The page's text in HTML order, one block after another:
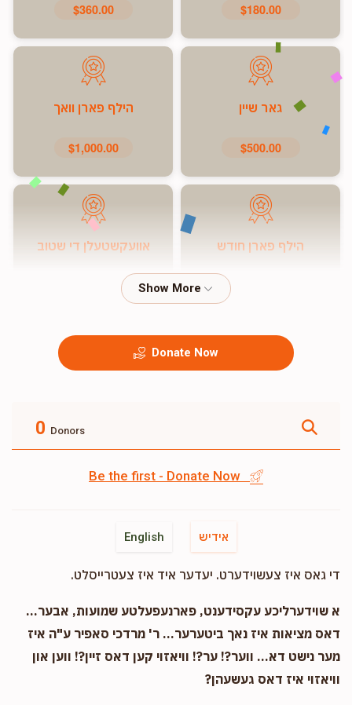
$180.00
$360.00
גאר שיין
$500.00
הילף פארן וואך
$1,000.00
הילף פארן חודש אוועקשטעלן די שטוב
Donate Now
0 Donors
Be the first - Donate Now
English אידיש
די גאס איז צעשוידערט. יעדער איד איז צעטרייסלט.
א שוידערליכע עקסידענט, פארנעפעלטע שמועות, אבער...
דאס מציאות איז נאך ביטערער... ר' מרדכי סאפיר ע"ה איז
מער נישט דא... ווער?! ער?! וויאזוי קען דאס זיין?! ווען און
וויאזוי איז דאס געשעהן?